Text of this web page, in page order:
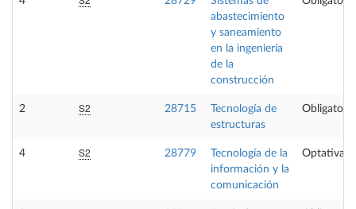
abastecimiento
y saneamiento
en la ingeniería
de la
construcción
2 S2 28715
Tecnología de
estructuras
Obligatoria
4 S2 28779
Tecnología de la
información y la
comunicación
Optativa